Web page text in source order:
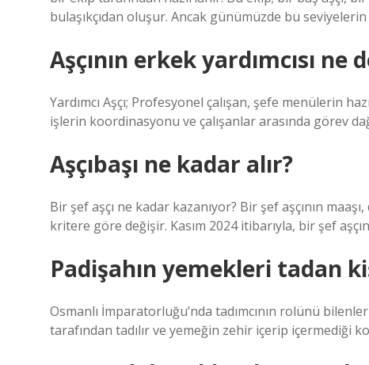
bulaşıkçıdan oluşur. Ancak günümüzde bu
Aşçının erkek yardımcısı ne
Yardımcı Aşçı; Profesyonel çalışan, şefe menülerin
işlerin koordinasyonu ve çalışanlar arasında görev
Aşçıbaşı ne kadar alır?
Bir şef aşçı ne kadar kazanıyor? Bir şef aşçının
kritere göre değişir. Kasım 2024 itibarıyla, bir şef
Padişahın yemekleri tadan
Osmanlı İmparatorluğu’nda tadımcının rolünü
tarafından tadılır ve yemeğin zehir içerip içermediği